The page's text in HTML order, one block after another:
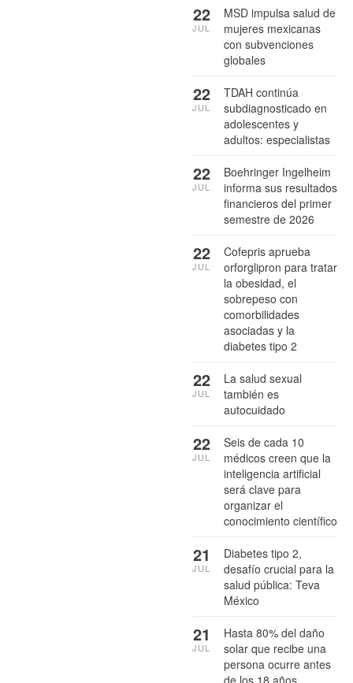
MSD impulsa salud de
mujeres mexicanas
con subvenciones
globales
22
JUL
TDAH continúa
subdiagnosticado en
adolescentes y
adultos: especialistas
22
JUL
Boehringer Ingelheim
informa sus resultados
financieros del primer
semestre de 2026
22
JUL
Cofepris aprueba
orforglipron para tratar
la obesidad, el
sobrepeso con
comorbilidades
asociadas y la
diabetes tipo 2
22
JUL
La salud sexual
también es
autocuidado
22
JUL
Seis de cada 10
médicos creen que la
inteligencia artificial
será clave para
organizar el
conocimiento científico
22
JUL
Diabetes tipo 2,
desafío crucial para la
salud pública: Teva
México
21
JUL
Hasta 80% del daño
solar que recibe una
persona ocurre antes
de los 18 años
21
JUL